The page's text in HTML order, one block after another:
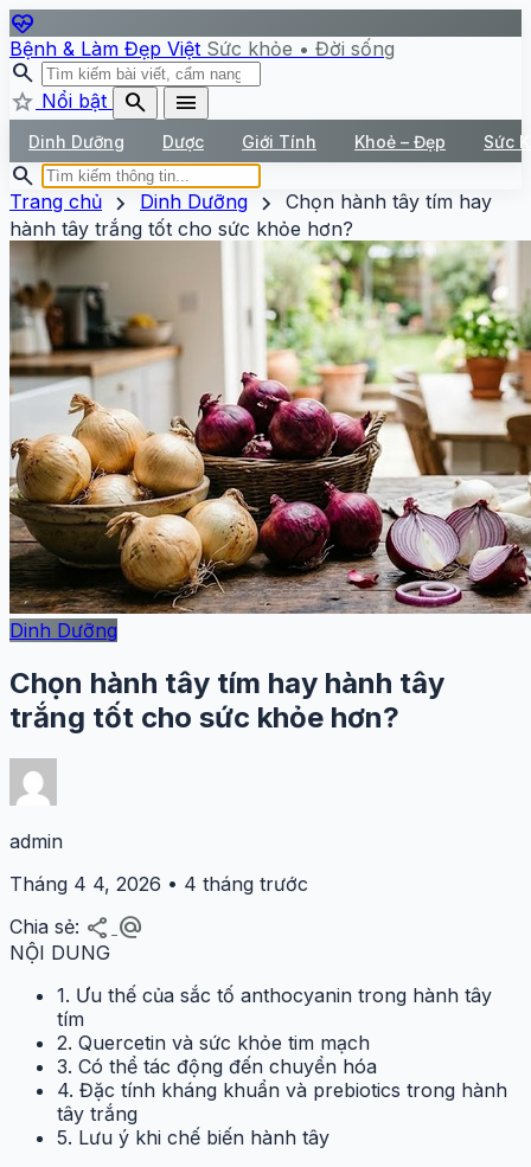
ecg_heart
Bệnh & Làm Đẹp Việt Sức khỏe • Đời sống
search
star Nổi bật search menu
Dinh Dưỡng Dược Giới Tính Khoẻ – Đẹp Sức
search
Trang chủ chevron_right Dinh Dưỡng chevron_right
Chọn hành tây tím hay
hành tây trắng tốt cho sức khỏe hơn?
Dinh Dưỡng
Chọn hành tây tím hay hành tây
trắng tốt cho sức khỏe hơn?
admin
Tháng 4 4, 2026 • 4 tháng trước
Chia sẻ: share alternate_email
NỘI DUNG
1. Ưu thế của sắc tố anthocyanin trong hành tây
tím
2. Quercetin và sức khỏe tim mạch
3. Có thể tác động đến chuyển hóa
4. Đặc tính kháng khuẩn và prebiotics trong hành
tây trắng
5. Lưu ý khi chế biến hành tây